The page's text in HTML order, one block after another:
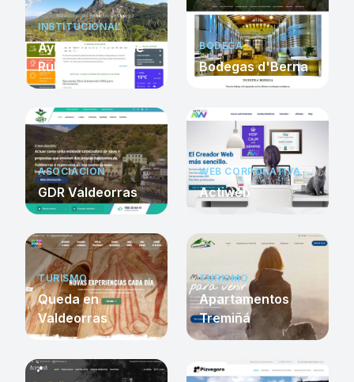
INSTITUCIONAL
Ayuntamiento de
Rubiá
BODEGA
Bodegas d'Berna
ASOCIACIÓN
GDR Valdeorras
WEB CORPORATIVA
Actiweb
TURISMO
Queda en
Valdeorras
TURISMO
Apartamentos
Tremiñá